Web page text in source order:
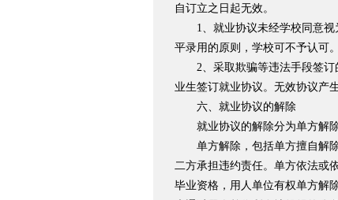
自订立之日起无效。
1、就业协议未经学校同意视
平录用的原则，学校可不予认可。
2、采取欺骗等违法手段签订
业生签订就业协议。无效协议产
六、就业协议的解除
就业协议的解除分为单方解除
单方解除，包括单方擅自解除
二方承担违约责任。单方依法或
毕业资格，用人单位有权单方解